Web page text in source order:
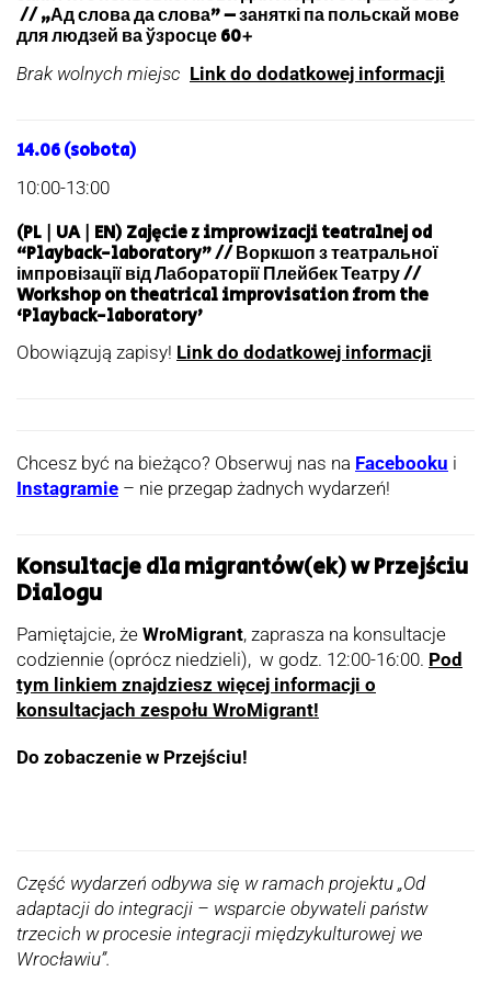
// „Ад слова да слова” – заняткі па польскай мове
для людзей ва ўзросце 60+
Brak wolnych miejsc Link do dodatkowej informacji
14.06 (sobota)
10:00-13:00
(PL | UA | EN) Zajęcie z improwizacji teatralnej od
“Playback-laboratory” // Воркшоп з театральної
імпровізації від Лабораторії Плейбек Театру //
Workshop on theatrical improvisation from the
‘Playback-laboratory’
Obowiązują zapisy! Link do dodatkowej informacji
Chcesz być na bieżąco? Obserwuj nas na Facebooku i
Instagramie – nie przegap żadnych wydarzeń!
Konsultacje dla migrantów(ek) w Przejściu
Dialogu
Pamiętajcie, że WroMigrant, zaprasza na konsultacje
codziennie (oprócz niedzieli), w godz. 12:00-16:00. Pod
tym linkiem znajdziesz więcej informacji o
konsultacjach zespołu WroMigrant!
Do zobaczenie w Przejściu!
Część wydarzeń odbywa się w ramach projektu „Od
adaptacji do integracji – wsparcie obywateli państw
trzecich w procesie integracji międzykulturowej we
Wrocławiu”.